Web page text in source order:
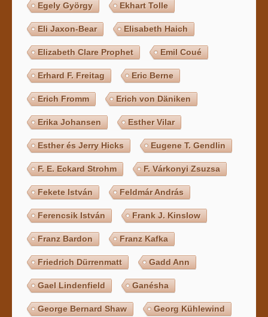
Egely György Ekhart Tolle
Eli Jaxon-Bear Elisabeth Haich
Elizabeth Clare Prophet Emil Coué
Erhard F. Freitag Eric Berne
Erich Fromm Erich von Däniken
Erika Johansen Esther Vilar
Esther és Jerry Hicks Eugene T. Gendlin
F. E. Eckard Strohm F. Várkonyi Zsuzsa
Fekete István Feldmár András
Ferencsik István Frank J. Kinslow
Franz Bardon Franz Kafka
Friedrich Dürrenmatt Gadd Ann
Gael Lindenfield Ganésha
George Bernard Shaw Georg Kühlewind